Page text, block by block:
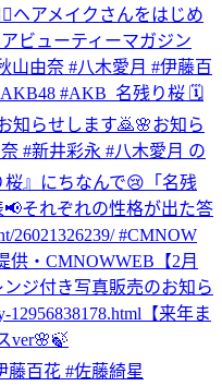
ヘアメイクさんをはじめ
ビューティーマガジン
山由奈 #八木愛月 #伊藤百
#AKB_名残り桜 🗓
知らせします🙇🌸お知ら
#新井彩永 #八木愛月 の
桜』にちなんで😢「名残
それぞれの性格が出た答
26021326239/ #CMNOW
供・CMNOWWEB 【2月
ジ付き写真販売のお知ら
12956838178.html 【来年ま
ver🌸🍃
藤百花 #佐藤綺星